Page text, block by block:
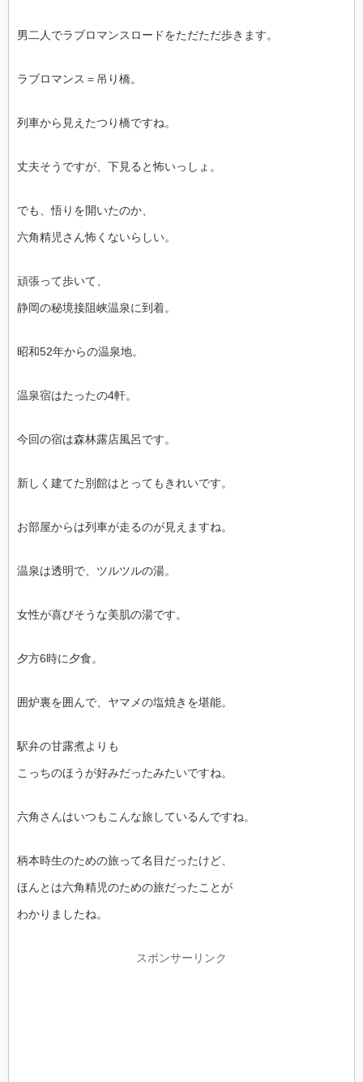
男二人でラブロマンスロードをただただ歩きます。
ラブロマンス＝吊り橋。
列車から見えたつり橋ですね。
丈夫そうですが、下見ると怖いっしょ。
でも、悟りを開いたのか、
六角精児さん怖くないらしい。
頑張って歩いて、
静岡の秘境接阻峡温泉に到着。
昭和52年からの温泉地。
温泉宿はたったの4軒。
今回の宿は森林露店風呂です。
新しく建てた別館はとってもきれいです。
お部屋からは列車が走るのが見えますね。
温泉は透明で、ツルツルの湯。
女性が喜びそうな美肌の湯です。
夕方6時に夕食。
囲炉裏を囲んで、ヤマメの塩焼きを堪能。
駅弁の甘露煮よりも
こっちのほうが好みだったみたいですね。
六角さんはいつもこんな旅しているんですね。
柄本時生のための旅って名目だったけど、
ほんとは六角精児のための旅だったことが
わかりましたね。
スポンサーリンク